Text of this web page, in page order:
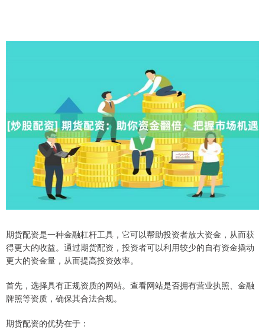
期货配资是一种金融杠杆工具，它可以帮助投资者放大资金，从而获
得更大的收益。通过期货配资，投资者可以利用较少的自有资金撬动
更大的资金量，从而提高投资效率。
首先，选择具有正规资质的网站。查看网站是否拥有营业执照、金融
牌照等资质，确保其合法合规。
期货配资的优势在于：